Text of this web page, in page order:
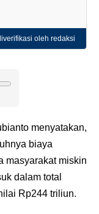
oleh redaksi
menyatakan,
biaya
masyarakat miskin
dalam total
Rp244 triliun.